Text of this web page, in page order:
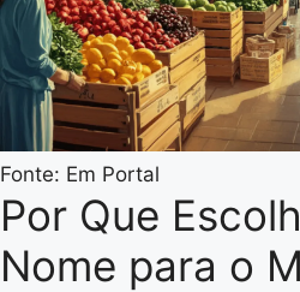
Fonte: Em Portal
Por Que
Nome para o